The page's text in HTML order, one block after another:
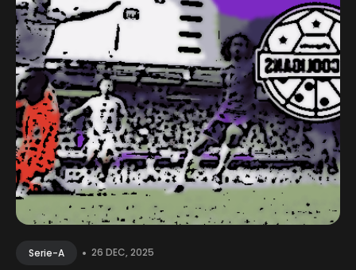
Serie-A • 26 DEC, 2025